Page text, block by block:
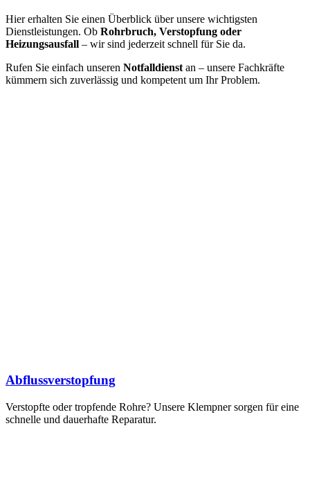
Hier erhalten Sie einen Überblick über unsere wichtigsten
Dienstleistungen. Ob Rohrbruch, Verstopfung oder
Heizungsausfall – wir sind jederzeit schnell für Sie da.
Rufen Sie einfach unseren Notfalldienstan – unsere Fachkräfte
kümmern sich zuverlässig und kompetent um Ihr Problem.
Abflussverstopfung
Verstopfte oder tropfende Rohre? Unsere Klempner sorgen für eine
schnelle und dauerhafte Reparatur.